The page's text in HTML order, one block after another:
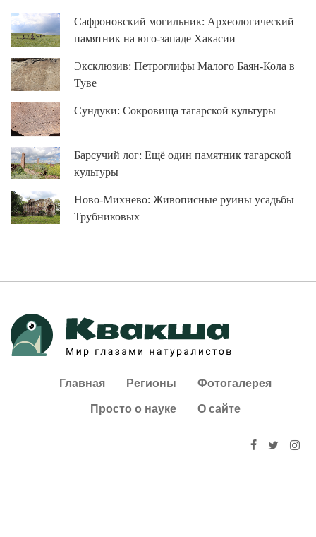
Сафроновский могильник: Археологический
памятник на юго-западе Хакасии
Эксклюзив: Петроглифы Малого Баян-Кола в
Туве
Сундуки: Сокровища тагарской культуры
Барсучий лог: Ещё один памятник тагарской
культуры
Ново-Михнево: Живописные руины усадьбы
Трубниковых
Главная Регионы Фотогалерея
Просто о науке О сайте